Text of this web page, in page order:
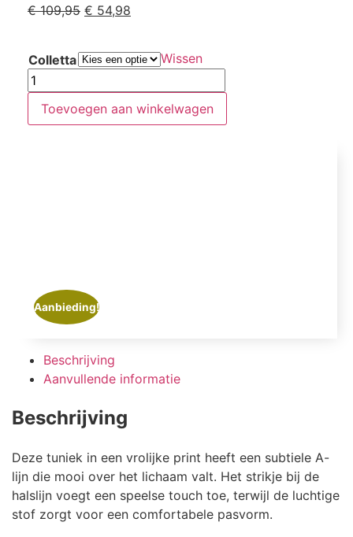
€109,95 € 54,98
Colletta Wissen
Toevoegen aan winkelwagen
Aanbieding!
Beschrijving
Aanvullende informatie
Beschrijving
Deze tuniek in een vrolijke print heeft een subtiele A-
lijn die mooi over het lichaam valt. Het strikje bij de
halslijn voegt een speelse touch toe, terwijl de luchtige
stof zorgt voor een comfortabele pasvorm.